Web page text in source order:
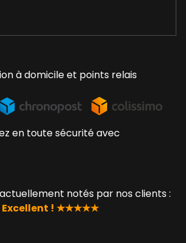
à domicile et points relais
en toute sécurité avec
notés par nos clients :
Excellent ! ★★★★★